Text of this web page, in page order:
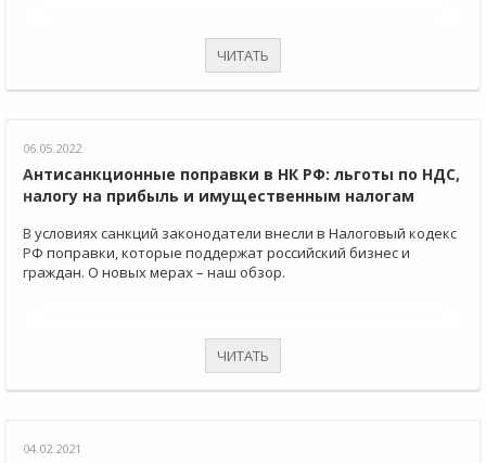
ЧИТАТЬ
06.05.2022
Антисанкционные поправки в НК РФ: льготы по НДС,
налогу на прибыль и имущественным налогам
В условиях санкций законодатели внесли в Налоговый кодекс
РФ поправки, которые поддержат российский бизнес и
граждан. О новых мерах – наш обзор.
ЧИТАТЬ
04.02.2021